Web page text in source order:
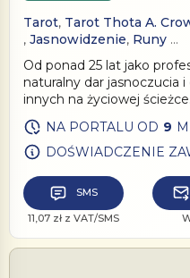
SMS
11,07 zł z VAT/SMS
Tarot, Tarot Thota A.
, Jasnowidzenie, Runy …
Od ponad 25 lat jako
naturalny dar jasnoczucia
innych na życiowej ścieżce.
NA PORTALU OD 9
DOŚWIADCZENIE